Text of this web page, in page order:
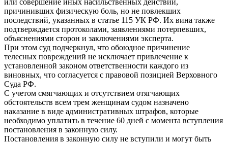
причинивших физическую боль, но не повлекших
последствий, указанных в статье 115 УК РФ. Их вина также
подтверждается протоколами, заявлениями потерпевших,
объяснениями сторон и заключениями эксперта.
При этом суд подчеркнул, что обоюдное причинение
телесных повреждений не исключает привлечение к
установленной законом ответственности каждого из
виновных, что согласуется с правовой позицией Верховного
Суда РФ.
С учетом смягчающих и отсутствием отягчающих
обстоятельств всем трем женщинам судом назначено
наказание в виде административных штрафов, которые
необходимо уплатить в течение 60 дней с момента вступления
постановления в законную силу.
Постановления в законную силу не вступили и могут быть